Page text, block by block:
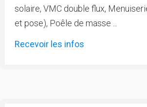
solaire, VMC double flux,
et pose), Poêle de masse ...
Recevoir les infos